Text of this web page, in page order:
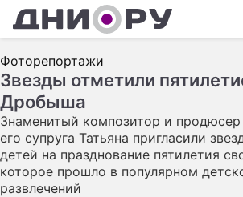
Фоторепортажи
Звезды отметили
Дробыша
Знаменитый композитор и
его супруга Татьяна пригласили
детей на празднование пятилетия
которое прошло в популярном
развлечений